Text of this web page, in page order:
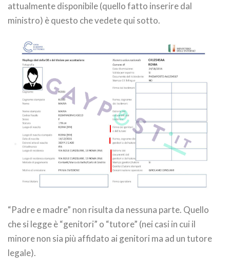
attualmente disponibile (quello fatto inserire dal
ministro) è questo che vedete qui sotto.
“Padre e madre” non risulta da nessuna parte. Quello
che si legge è “genitori” o “tutore” (nei casi in cui il
minore non sia più affidato ai genitori ma ad un tutore
legale).